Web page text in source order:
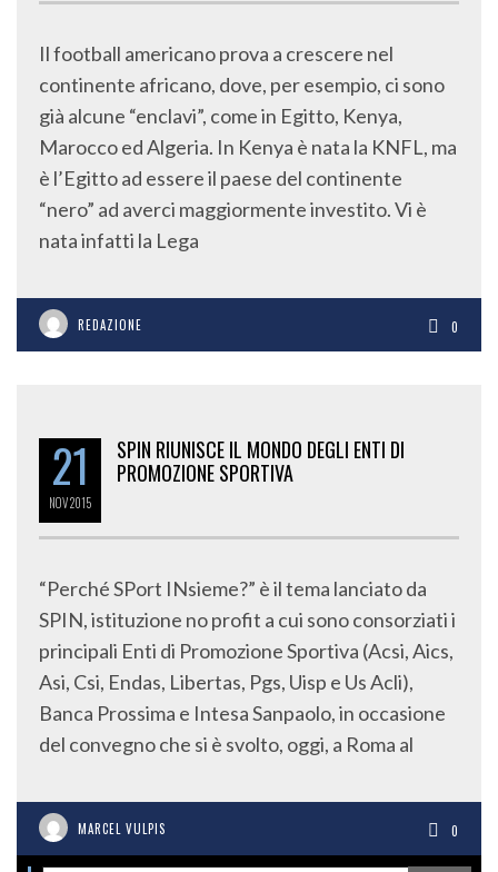
Il football americano prova a crescere nel
continente africano, dove, per esempio, ci sono
già alcune “enclavi”, come in Egitto, Kenya,
Marocco ed Algeria. In Kenya è nata la KNFL, ma
è l’Egitto ad essere il paese del continente
“nero” ad averci maggiormente investito. Vi è
nata infatti la Lega
REDAZIONE 0
21
NOV2015
SPIN RIUNISCE IL MONDO DEGLI ENTI DI
PROMOZIONE SPORTIVA
“Perché SPort INsieme?” è il tema lanciato da
SPIN, istituzione no profit a cui sono consorziati i
principali Enti di Promozione Sportiva (Acsi, Aics,
Asi, Csi, Endas, Libertas, Pgs, Uisp e Us Acli),
Banca Prossima e Intesa Sanpaolo, in occasione
del convegno che si è svolto, oggi, a Roma al
MARCEL VULPIS 0